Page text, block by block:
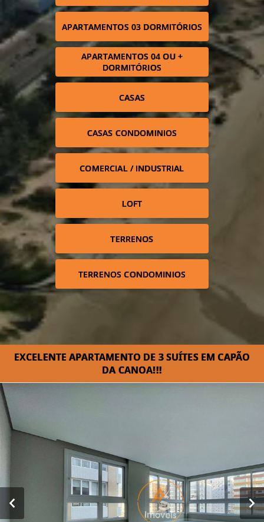
APARTAMENTOS 03 DORMITÓRIOS
APARTAMENTOS 04 OU +
DORMITÓRIOS
CASAS
CASAS CONDOMINIOS
COMERCIAL / INDUSTRIAL
LOFT
TERRENOS
TERRENOS CONDOMINIOS
EXCELENTE APARTAMENTO DE 3 SUÍTES EM CAPÃO
DA CANOA!!!